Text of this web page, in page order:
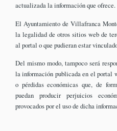
actualizada la información que ofrece.
El Ayuntamiento de Villafranca
la legalidad de otros sitios web de
al portal o que pudieran estar
Del mismo modo, tampoco será
la información publicada en el portal
o pérdidas económicas que, de
puedan producir perjuicios
provocados por el uso de dicha